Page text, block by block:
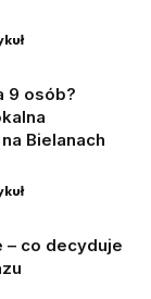
9 osób?
Bielanach
– co decyduje